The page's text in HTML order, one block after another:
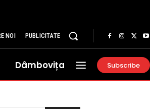
NOI PUBLICITATE
Dâmbovița Subscribe